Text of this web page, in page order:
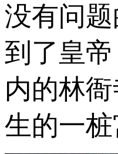
没有问
到了皇
内的林
生的一